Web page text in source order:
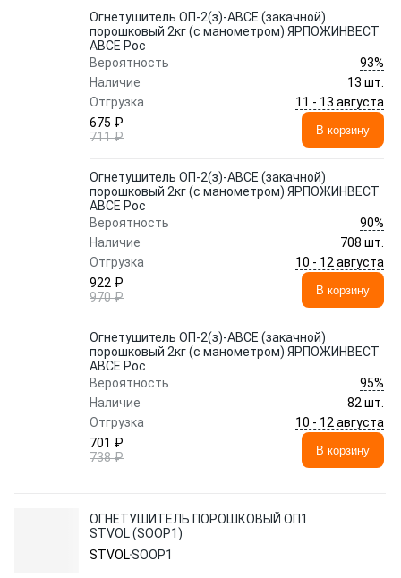
Огнетушитель ОП-2(з)-ABCE (закачной)
порошковый 2кг (с манометром) ЯРПОЖИНВЕСТ
ABCE Рос
Вероятность
93%
Наличие
13 шт.
Отгрузка
11 - 13 августа
675 ₽
711 ₽
В корзину
Огнетушитель ОП-2(з)-ABCE (закачной)
порошковый 2кг (с манометром) ЯРПОЖИНВЕСТ
ABCE Рос
Вероятность
90%
Наличие
708 шт.
Отгрузка
10 - 12 августа
922 ₽
970 ₽
В корзину
Огнетушитель ОП-2(з)-ABCE (закачной)
порошковый 2кг (с манометром) ЯРПОЖИНВЕСТ
ABCE Рос
Вероятность
95%
Наличие
82 шт.
Отгрузка
10 - 12 августа
701 ₽
738 ₽
В корзину
ОГНЕТУШИТЕЛЬ ПОРОШКОВЫЙ ОП1
STVOL (SOOP1)
STVOLSOOP1